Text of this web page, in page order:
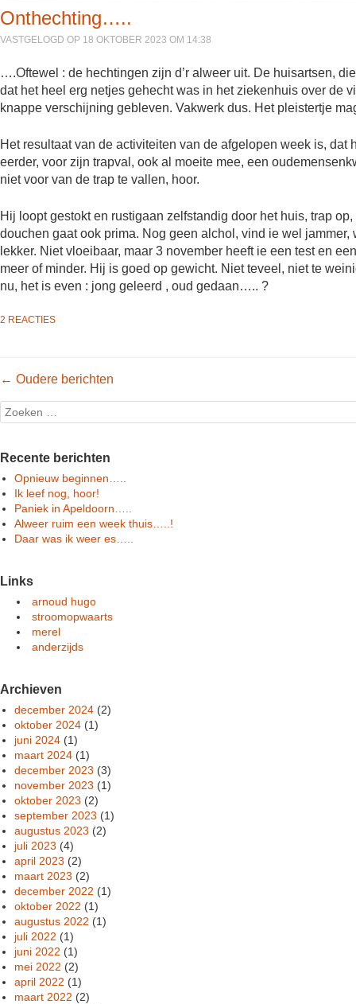
Onthechting…..
VASTGELOGD OP 18 OKTOBER 2023 OM 14:38
….Oftewel : de hechtingen zijn d’r alweer uit. De huisartsen,
dat het heel erg netjes gehecht was in het ziekenhuis over de
knappe verschijning gebleven. Vakwerk dus. Het pleistertje
Het resultaat van de activiteiten van de afgelopen week is,
eerder, voor zijn trapval, ook al moeite mee, een
niet voor van de trap te vallen, hoor.
Hij loopt gestokt en rustigaan zelfstandig door het huis, trap
douchen gaat ook prima. Nog geen alchol, vind ie wel
lekker. Niet vloeibaar, maar 3 november heeft ie een test en
meer of minder. Hij is goed op gewicht. Niet teveel, niet te
nu, het is even : jong geleerd , oud gedaan….. ?
2 REACTIES
Post navigation
← Oudere berichten
Search
Recente berichten
Opnieuw beginnen…..
Ik leef nog, hoor!
Paniek in Apeldoorn…..
Alweer ruim een week thuis…..!
Daar was ik weer es…..
Links
arnoud hugo
stroomopwaarts
merel
anderzijds
Archieven
december 2024 (2)
oktober 2024 (1)
juni 2024 (1)
maart 2024 (1)
december 2023 (3)
november 2023 (1)
oktober 2023 (2)
september 2023 (1)
augustus 2023 (2)
juli 2023 (4)
april 2023 (2)
maart 2023 (2)
december 2022 (1)
oktober 2022 (1)
augustus 2022 (1)
juli 2022 (1)
juni 2022 (1)
mei 2022 (2)
april 2022 (1)
maart 2022 (2)